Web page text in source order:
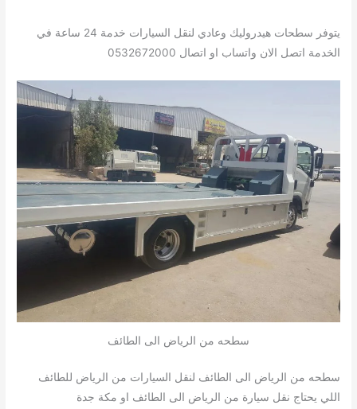
يتوفر سطحات هيدروليك وعادي لنقل السيارات خدمة 24 ساعة في
الخدمة اتصل الان واتساب او اتصال 0532672000
سطحه من الرياض الى الطائف
سطحه من الرياض الى الطائف لنقل السيارات من الرياض للطائف
اللي يحتاج نقل سيارة من الرياض الى الطائف او مكة جدة